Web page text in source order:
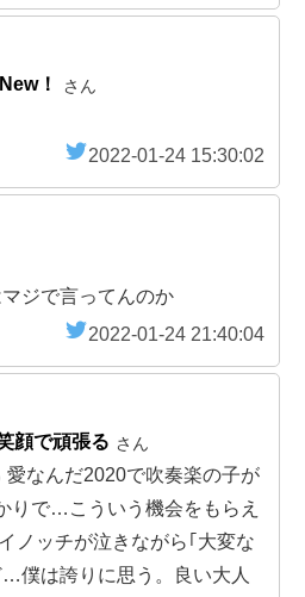
！ さん
2022-01-24 15:30:02
ジで言ってんのか
2022-01-24 21:40:04
顔で頑張る さん
愛なんだ2020で吹奏楽の子が
りで…こういう機会をもらえ
ノッチが泣きながら｢大変な
僕は誇りに思う。良い大人